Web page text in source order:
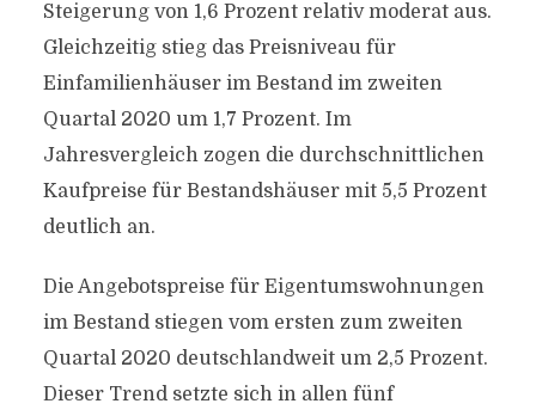
Steigerung von 1,6 Prozent relativ moderat aus.
Gleichzeitig stieg das Preisniveau für
Einfamilienhäuser im Bestand im zweiten
Quartal 2020 um 1,7 Prozent. Im
Jahresvergleich zogen die durchschnittlichen
Kaufpreise für Bestandshäuser mit 5,5 Prozent
deutlich an.
Die Angebotspreise für Eigentumswohnungen
im Bestand stiegen vom ersten zum zweiten
Quartal 2020 deutschlandweit um 2,5 Prozent.
Dieser Trend setzte sich in allen fünf